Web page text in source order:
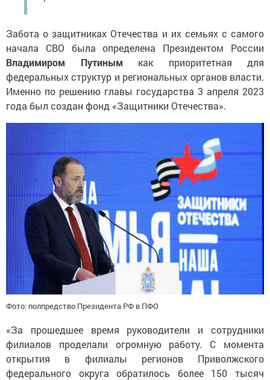
Забота о защитниках Отечества и их семьях с самого
начала СВО была определена Президентом России
Владимиром Путиным как приоритетная для
федеральных структур и региональных органов власти.
Именно по решению главы государства 3 апреля 2023
года был создан фонд «Защитники Отечества».
Фото: полпредство Президента РФ в ПФО
«За прошедшее время руководители и сотрудники
филиалов проделали огромную работу. С момента
открытия в филиалы регионов Приволжского
федерального округа обратилось более 150 тысяч